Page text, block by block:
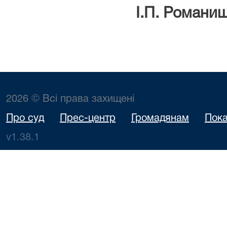
І.П.
2026 © Всі права захищені
Про суд Прес-центр Громадянам
v1.38.1